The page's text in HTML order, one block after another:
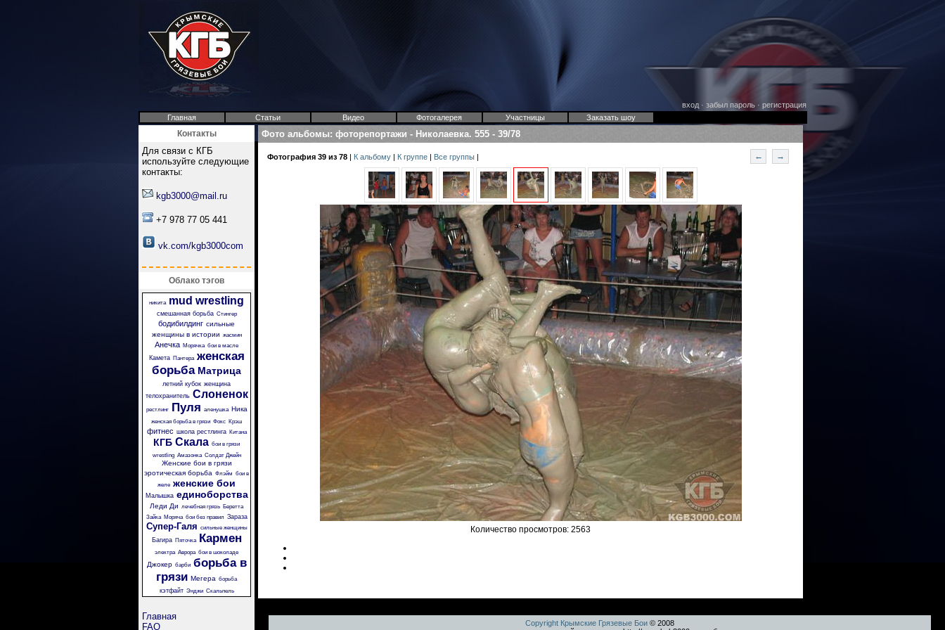
вход· забыл пароль· регистрация
Главная
Статьи Видео Фотогалерея Участницы Заказать шоу
Контакты
Для связи с КГБ
используйте следующие
контакты:
kgb3000@mail.ru
+7 978 77 05 441
vk.com/kgb3000com
Облако тэгов
никита mud wrestling
смешанная борьба Стингер
бодибилдинг сильные
женщины в истории жасмин
Анечка Морячка бои в масле
Камета Пантера женская
борьба Матрица
летний кубок женщина
телохранитель Слоненок
рестлинг Пуля аленушка Ника
женская борьба в грязи Фокс Крэш
фитнес школа рестлинга Китана
КГБ Скала бои в грязи
wrestling Амазонка Солдат Джейн
Женские бои в грязи
эротическая борьба Флэйм бои в
желе женские бои
Малышка единоборства
Леди Ди лечебная грязь Беретта
Зайка
Моряча бои без правил Зараза
Супер-Галя сильные женщины
Багира Пяточка Кармен
электра Аврора бои в шоколаде
Джокер барби борьба в
грязи Мегера борьба
кэтфайт Энджи Скальпель
Главная
FAQ
Фото альбомы: фоторепортажи - Николаевка. 555 - 39/78
Фотография 39 из 78 | К альбому | К группе | Все группы | ← →
Количество просмотров: 2563
Copyright Крымские Грязевые Бои © 2008